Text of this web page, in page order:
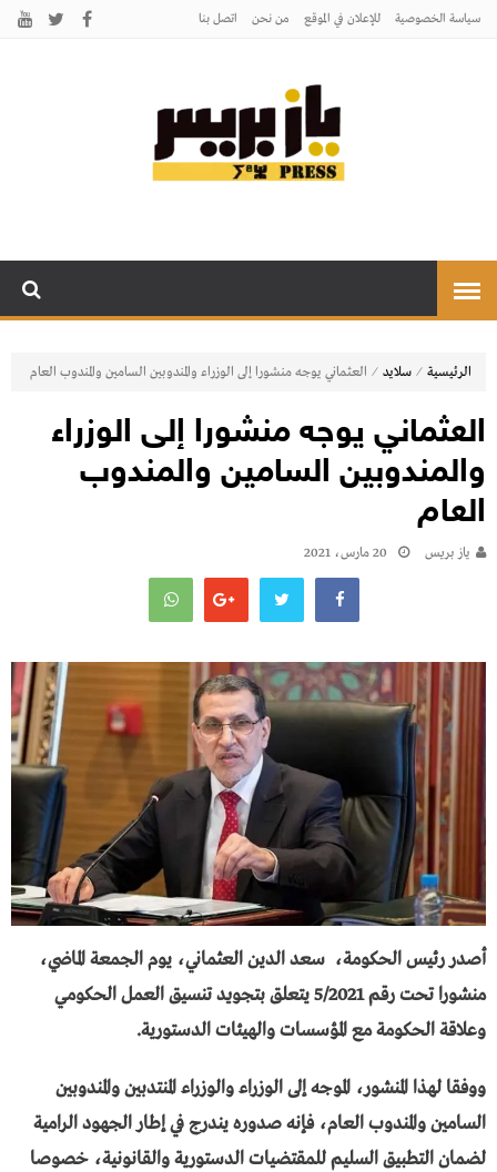
سياسة الخصوصية للإعلان في الموقع من نحن اتصل بنـا
الرئيسية ⁄ سلايد ⁄ العثماني يوجه منشورا إلى الوزراء والمندوبين السامين والمندوب العام
العثماني يوجه منشورا إلى الوزراء
والمندوبين السامين والمندوب
العام
يـاز بريـس 20 مارس، 2021
أصدر رئيس الحكومة، سعد الدين العثماني، يوم الجمعة الماضي،
منشورا تحت رقم 5/2021 يتعلق بتجويد تنسيق العمل الحكومي
وعلاقة الحكومة مع المؤسسات والهيئات الدستورية.
ووفقا لهذا المنشور، الموجه إلى الوزراء والوزراء المنتدبين والمندوبين
السامين والمندوب العام، فإنه صدوره يندرج في إطار الجهود الرامية
لضمان التطبيق السليم للمقتضيات الدستورية والقانونية، خصوصا